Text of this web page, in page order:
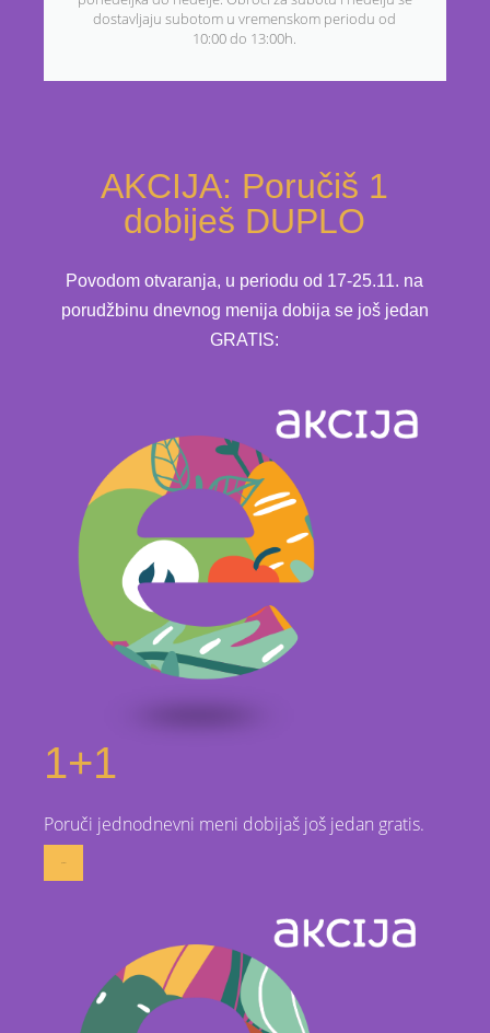
dostavljaju subotom u vremenskom periodu od
10:00 do 13:00h.
AKCIJA: Poručiš 1
dobiješ DUPLO
Povodom otvaranja, u periodu od 17-25.11. na
porudžbinu dnevnog menija dobija se još jedan
GRATIS:
1+1
Poruči jednodnevni meni dobijaš još jedan gratis.